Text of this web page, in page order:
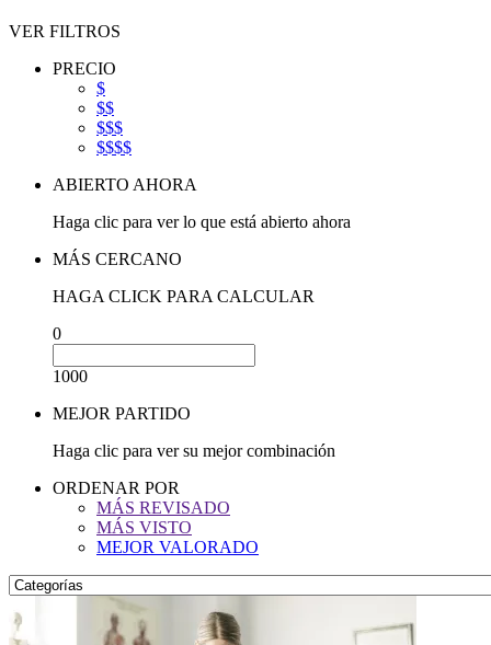
VER FILTROS
PRECIO
$
$$
$$$
$$$$
ABIERTO AHORA
Haga clic para ver lo que está abierto ahora
MÁS CERCANO
HAGA CLICK PARA CALCULAR
0
1000
MEJOR PARTIDO
Haga clic para ver su mejor combinación
ORDENAR POR
MÁS REVISADO
MÁS VISTO
MEJOR VALORADO